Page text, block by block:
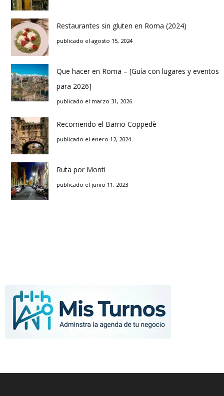
Restaurantes sin gluten en Roma (2024)
publicado el agosto 15, 2024
Que hacer en Roma – [Guía con lugares y eventos
para 2026]
publicado el marzo 31, 2026
Recorriendo el Barrio Coppedè
publicado el enero 12, 2024
Ruta por Monti
publicado el junio 11, 2023